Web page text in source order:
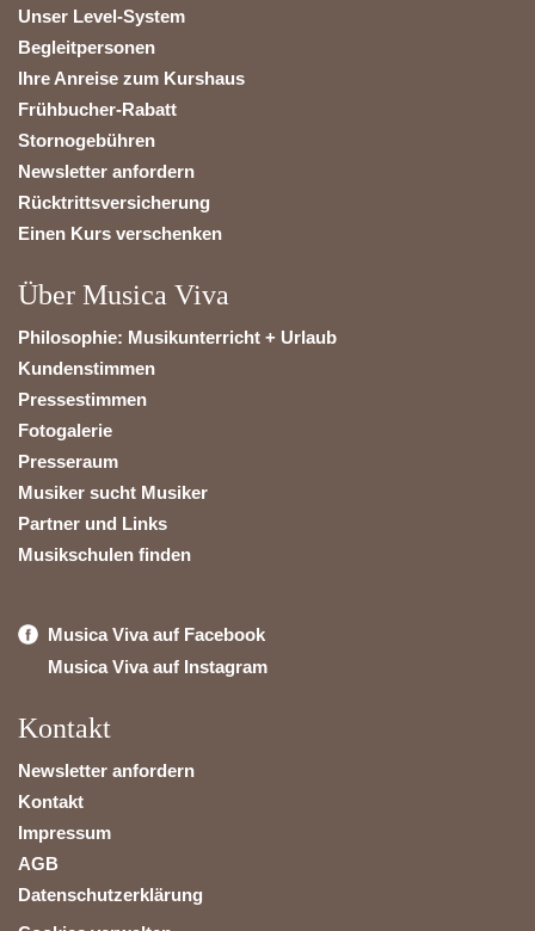
Unser Level-System
Begleitpersonen
Ihre Anreise zum Kurshaus
Frühbucher-Rabatt
Stornogebühren
Newsletter anfordern
Rücktrittsversicherung
Einen Kurs verschenken
Über Musica Viva
Philosophie: Musikunterricht + Urlaub
Kundenstimmen
Pressestimmen
Fotogalerie
Presseraum
Musiker sucht Musiker
Partner und Links
Musikschulen finden
Musica Viva auf Facebook
Musica Viva auf Instagram
Kontakt
Newsletter anfordern
Kontakt
Impressum
AGB
Datenschutzerklärung